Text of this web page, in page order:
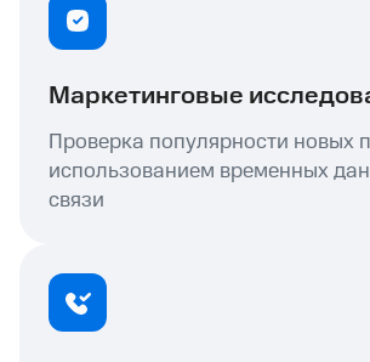
Маркетинговые
Проверка популярности новых
использованием временных
связи